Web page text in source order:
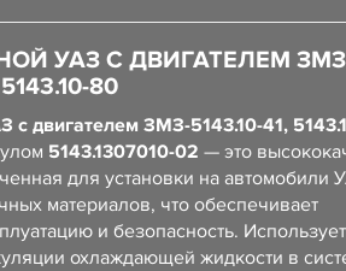
УАЗ С ДВИГАТЕЛЕМ ЗМЗ-
80
с двигателем ЗМЗ-5143.10-41,
5143.1307010-02 — это
для установки на автомобили
материалов, что обеспечивает
и безопасность.
охлаждающей жидкости в